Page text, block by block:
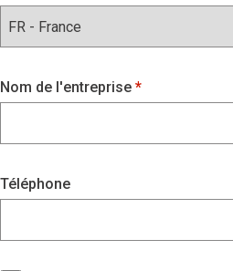
Nom de l'entreprise
Téléphone